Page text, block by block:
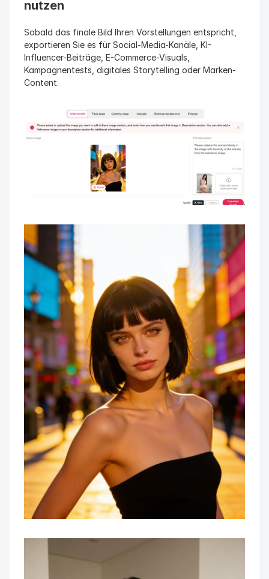
nutzen
Sobald das finale Bild Ihren Vorstellungen entspricht,
exportieren Sie es für Social-Media-Kanäle, KI-
Influencer-Beiträge, E-Commerce-Visuals,
Kampagnentests, digitales Storytelling oder Marken-
Content.